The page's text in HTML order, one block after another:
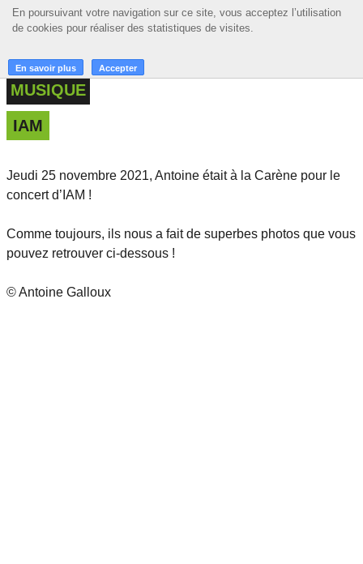
En poursuivant votre navigation sur ce site, vous acceptez l’utilisation
de cookies pour réaliser des statistiques de visites.
En savoir plus Accepter
En poursuivant votre navigation sur ce site, vous acceptez l’utilisation
de cookies pour réaliser des statistiques de visites.
En savoir plus Accepter
☰ MENU
ACCUEIL
A LA UNE
PODCASTS
MUSIQUE
ACTIONS
MUSIQUE
IAM
Jeudi 25 novembre 2021, Antoine était à la Carène pour le
concert d’IAM !
Comme toujours, ils nous a fait de superbes photos que vous
pouvez retrouver ci-dessous !
© Antoine Galloux